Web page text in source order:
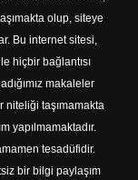
olup, siteye
Bu internet sitesi,
hiçbir bağlantısı
makaleler
niteliği taşımamakta
yapılmamaktadır.
tesadüfidir.
bir bilgi paylaşım